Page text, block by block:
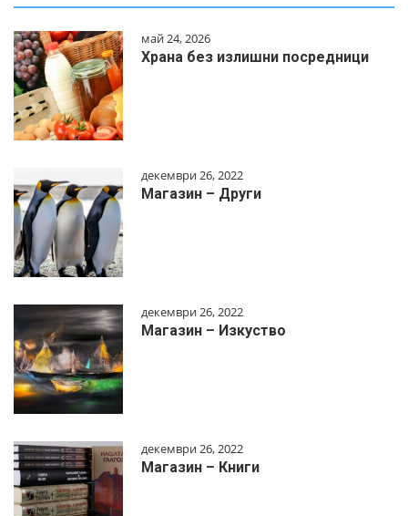
май 24, 2026
Храна без излишни посредници
декември 26, 2022
Магазин – Други
декември 26, 2022
Магазин – Изкуство
декември 26, 2022
Магазин – Книги